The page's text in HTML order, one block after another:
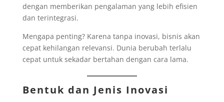
dengan memberikan pengalaman yang lebih efisien
dan terintegrasi.
Mengapa penting? Karena tanpa inovasi, bisnis akan
cepat kehilangan relevansi. Dunia berubah terlalu
cepat untuk sekadar bertahan dengan cara lama.
Bentuk dan Jenis Inovasi